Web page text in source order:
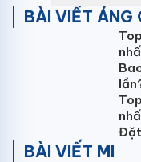
Đồng thời, nhiệt độ
mức ổn định, giúp
Nhờ tốc độ chạy ổn
thọ cao hơn so với
Khả năng làm mát
Với những tối ưu về
BÀI VIẾT ÁNG
Đặt
BÀI VIẾT MI